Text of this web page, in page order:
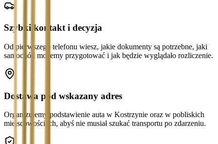
Szybki kontakt i decyzja
Od pierwszego telefonu wiesz, jakie dokumenty są potrzebne, jaki
samochód możemy przygotować i jak będzie wyglądało rozliczenie.
Dostawa pod wskazany adres
Organizujemy podstawienie auta w Kostrzynie oraz w pobliskich
miejscowościach, abyś nie musiał szukać transportu po zdarzeniu.